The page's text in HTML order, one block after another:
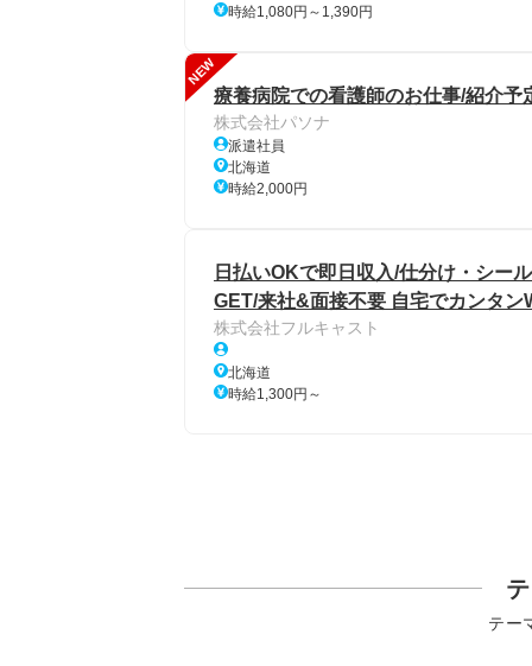
時給1,080円～1,390円
NEW
療養病院での看護師のお仕事/紹介予
株式会社パソナ
派遣社員
北海道
時給2,000円
日払いOKで即日収入/仕分け・シー
GET/来社&面接不要 自宅でカンタ
株式会社フルキャスト
北海道
時給1,300円～
テー